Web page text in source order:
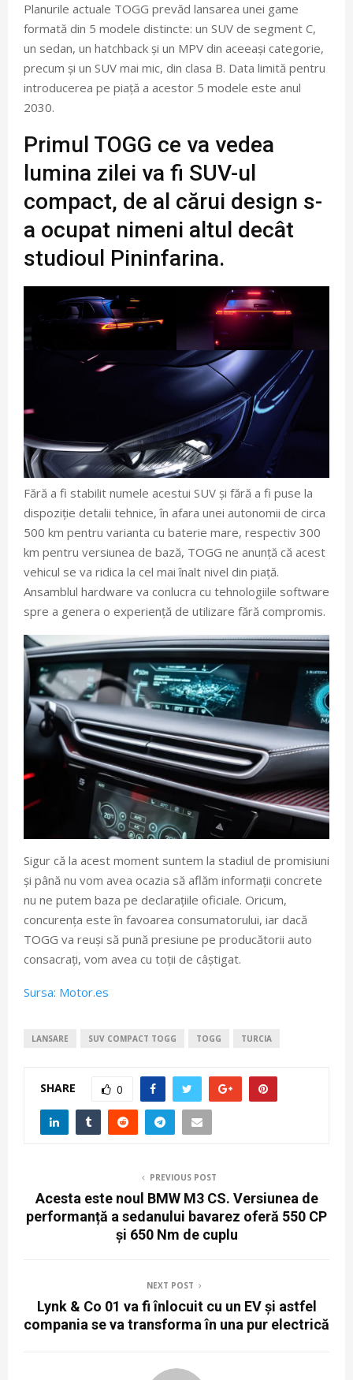
Planurile actuale TOGG prevăd lansarea unei game
formată din 5 modele distincte: un SUV de segment C,
un sedan, un hatchback și un MPV din aceeași categorie,
precum și un SUV mai mic, din clasa B. Data limită pentru
introducerea pe piață a acestor 5 modele este anul
2030.
Primul TOGG ce va vedea
lumina zilei va fi SUV-ul
compact, de al cărui design s-
a ocupat nimeni altul decât
studioul Pininfarina.
Fără a fi stabilit numele acestui SUV și fără a fi puse la
dispoziție detalii tehnice, în afara unei autonomii de circa
500 km pentru varianta cu baterie mare, respectiv 300
km pentru versiunea de bază, TOGG ne anunță că acest
vehicul se va ridica la cel mai înalt nivel din piață.
Ansamblul hardware va conlucra cu tehnologiile software
spre a genera o experiență de utilizare fără compromis.
Sigur că la acest moment suntem la stadiul de promisiuni
și până nu vom avea ocazia să aflăm informații concrete
nu ne putem baza pe declarațiile oficiale. Oricum,
concurența este în favoarea consumatorului, iar dacă
TOGG va reuși să pună presiune pe producătorii auto
consacrați, vom avea cu toții de câștigat.
Sursa: Motor.es
LANSARE SUV COMPACT TOGG TOGG TURCIA
SHARE 0
PREVIOUS POST
Acesta este noul BMW M3 CS. Versiunea de
performanță a sedanului bavarez oferă 550 CP
și 650 Nm de cuplu
NEXT POST
Lynk & Co 01 va fi înlocuit cu un EV și astfel
compania se va transforma în una pur electrică